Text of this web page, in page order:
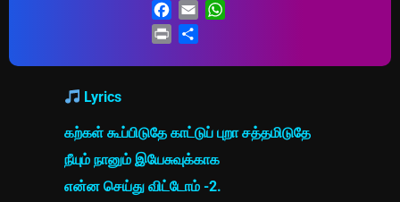
Facebook
Email
Print
Lyrics
கற்கள் கூப்பிடுதே காட்டுப் புறா சத்தமிடுதே
நீயும் நானும் இயேசுவுக்காக
என்ன செய்து விட்டோம் -2.